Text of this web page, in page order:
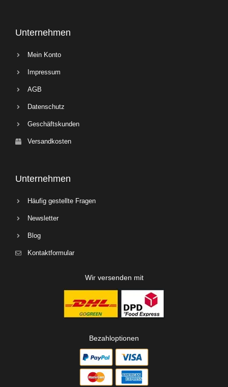
Unternehmen
Mein Konto
Impressum
AGB
Datenschutz
Geschäftskunden
Versandkosten
Unternehmen
Häufig gestellte Fragen
Newsletter
Blog
Kontaktformular
Wir versenden mit
Bezahloptionen